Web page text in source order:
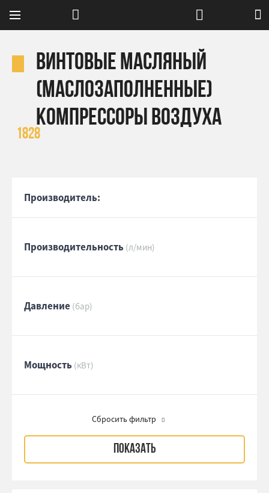
Винтовые масляный
(маслозаполненные)
компрессоры воздуха
1828
Производитель:
Производительность (л/мин)
Давление (бар)
Мощность (кВт)
Сбросить фильтр